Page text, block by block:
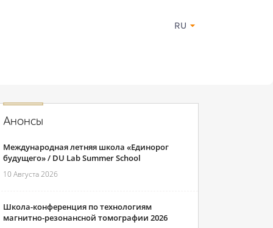
RU
Анонсы
Международная летняя школа «Единорог
будущего» / DU Lab Summer School
10 Августа 2026
Школа-конференция по технологиям
магнитно-резонансной томографии 2026